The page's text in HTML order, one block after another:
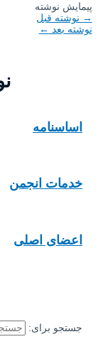
پیمایش نوشته
→ نوشته قبل
نوشته بعد ←
اساسنامه
خدمات انجمن
اعضای اصلی
جستجو برای: